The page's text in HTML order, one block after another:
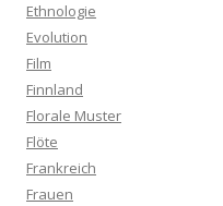
Ethnologie
Evolution
Film
Finnland
Florale Muster
Flöte
Frankreich
Frauen